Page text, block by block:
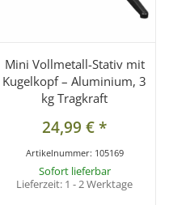
Mini Vollmetall-Stativ mit
Kugelkopf – Aluminium, 3
kg Tragkraft
24,99 €*
Artikelnummer: 105169
Sofort lieferbar
Lieferzeit: 1 - 2 Werktage